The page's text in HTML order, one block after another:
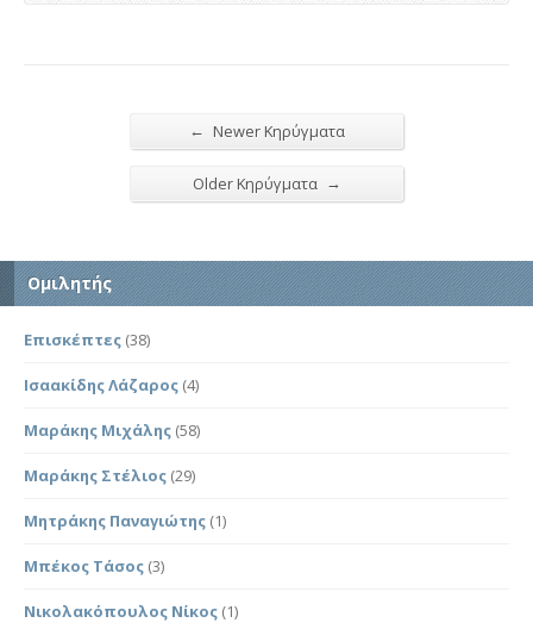
← Newer Κηρύγματα
Older Κηρύγματα →
Ομιλητής
Επισκέπτες (38)
Ισαακίδης Λάζαρος (4)
Μαράκης Μιχάλης (58)
Μαράκης Στέλιος (29)
Μητράκης Παναγιώτης (1)
Μπέκος Τάσος (3)
Νικολακόπουλος Νίκος (1)